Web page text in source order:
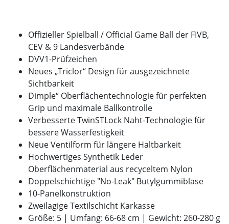
Offizieller Spielball / Official Game Ball der FIVB,
CEV & 9 Landesverbände
DVV1-Prüfzeichen
Neues „Triclor“ Design für ausgezeichnete
Sichtbarkeit
Dimple“ Oberflächentechnologie für perfekten
Grip und maximale Ballkontrolle
Verbesserte TwinSTLock Naht-Technologie für
bessere Wasserfestigkeit
Neue Ventilform für längere Haltbarkeit
Hochwertiges Synthetik Leder
Oberflächenmaterial aus recyceltem Nylon
Doppelschichtige "No-Leak" Butylgummiblase
10-Panelkonstruktion
Zweilagige Textilschicht Karkasse
Größe: 5 | Umfang: 66-68 cm | Gewicht: 260-280 g